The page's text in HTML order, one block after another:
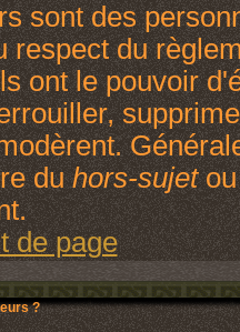
sont des
respect du
ont le pouvoir
duhors-sujetou
de page
?